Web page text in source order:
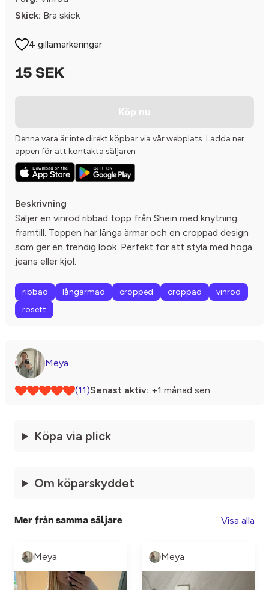
Skick: Bra skick
4 gillamarkeringar
15 SEK
Köp nu
Denna vara är inte direkt köpbar via vår webplats. Ladda ner
appen för att kontakta säljaren
Beskrivning
Säljer en vinröd ribbad topp från Shein med knytning
framtill. Toppen har långa ärmar och en croppad design
som ger en trendig look. Perfekt för att styla med höga
jeans eller kjol.
ribbad långärmad cropped croppad
vinröd
rosett
Meya
(11)Senast aktiv: +1 månad sen
Köpa via plick
Om köparskyddet
Mer från samma säljare Visa alla
Meya Meya